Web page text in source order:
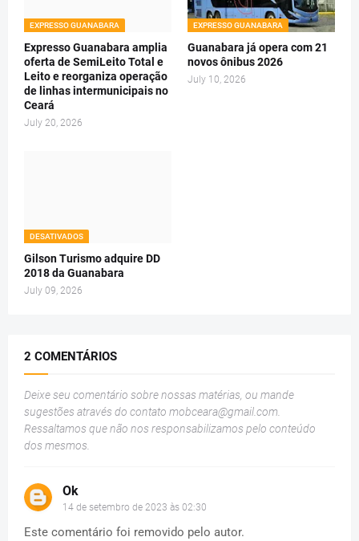
EXPRESSO GUANABARA
Expresso Guanabara amplia
oferta de SemiLeito Total e
Leito e reorganiza operação
de linhas intermunicipais no
Ceará
July 20, 2026
EXPRESSO GUANABARA
Guanabara já opera com 21
novos ônibus 2026
July 10, 2026
DESATIVADOS
Gilson Turismo adquire DD
2018 da Guanabara
July 09, 2026
2 COMENTÁRIOS
Deixe seu comentário sobre nossas matérias, ou mande
sugestões através do contato mobceara@gmail.com.
Ressaltamos que não nos responsabilizamos pelo conteúdo
dos mesmos.
Ok
14 de setembro de 2023 às 02:30
Este comentário foi removido pelo autor.